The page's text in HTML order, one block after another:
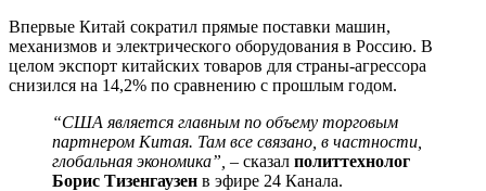
Впервые Китай сократил прямые поставки машин,
механизмов и электрического оборудования в Россию. В
целом экспорт китайских товаров для страны-агрессора
снизился на 14,2% по сравнению с прошлым годом.
“США является главным по объему торговым
партнером Китая. Там все связано, в частности,
глобальная экономика”, – сказал политтехнолог
Борис Тизенгаузен в эфире 24 Канала.